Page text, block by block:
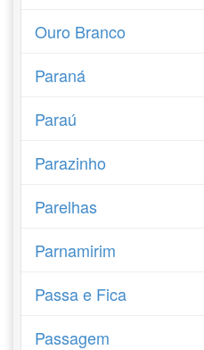
Ouro Branco
Paraná
Paraú
Parazinho
Parelhas
Parnamirim
Passa e Fica
Passagem